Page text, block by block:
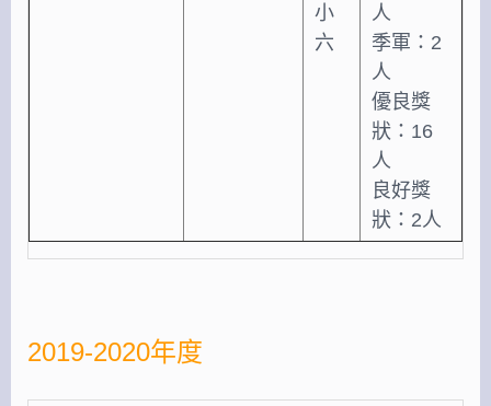
小
六
人
季軍：2
人
優良獎
狀：16
人
良好獎
狀：2人
2019-2020年度